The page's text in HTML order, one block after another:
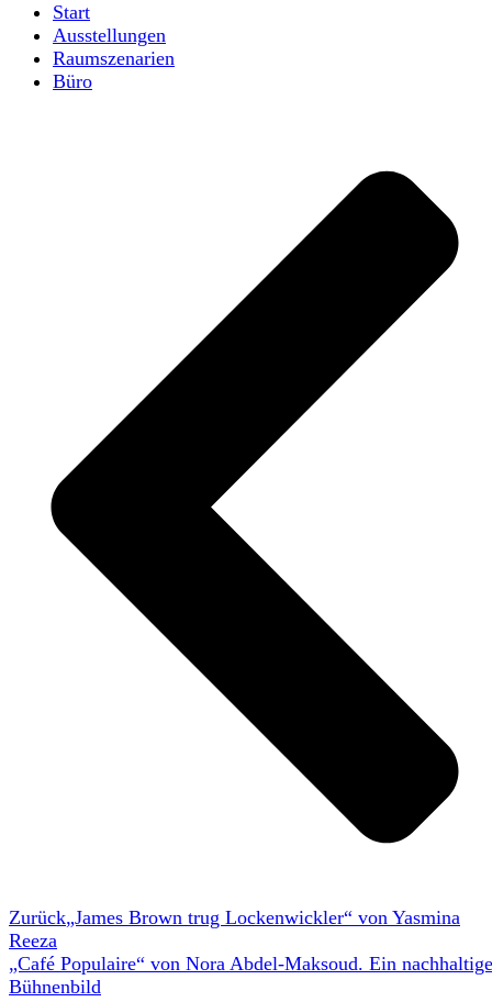
Start
Ausstellungen
Raumszenarien
Büro
Zurück„James Brown trug Lockenwickler“ von Yasmina
Reeza
„Café Populaire“ von Nora Abdel-Maksoud. Ein
Bühnenbild